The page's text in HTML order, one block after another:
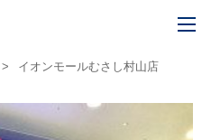
> イオンモールむさし村山店